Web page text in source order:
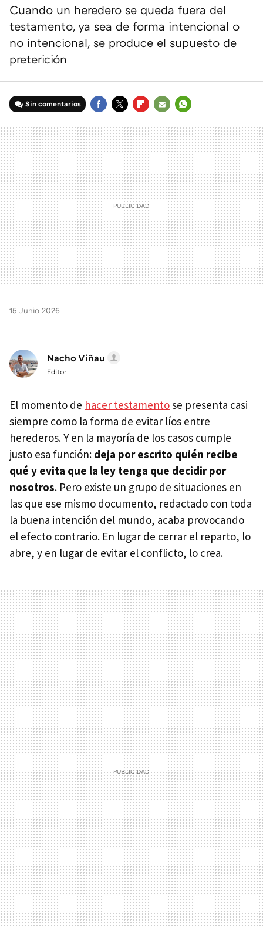
Cuando un heredero se queda fuera del
testamento, ya sea de forma intencional o
no intencional, se produce el supuesto de
preterición
Sin comentarios
MAIL
15 Junio 2026
Nacho Viñau
Editor
El momento de hacer testamentose presenta casi
siempre como la forma de evitar líos entre
herederos. Y en la mayoría de los casos cumple
justo esa función: deja por escrito quién recibe
qué y evita que la ley tenga que decidirpor
nosotros. Pero existe un grupo de situaciones en
las que ese mismo documento, redactado con toda
la buena intención del mundo, acaba provocando
el efecto contrario. En lugar de cerrar el reparto, lo
abre, y en lugar de evitar el conflicto, lo crea.